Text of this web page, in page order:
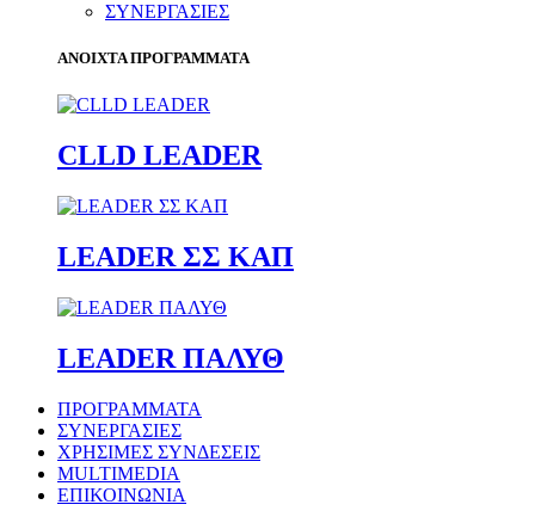
ΣΥΝΕΡΓΑΣΙΕΣ
ΑΝΟΙΧΤΑ ΠΡΟΓΡΑΜΜΑΤΑ
CLLD LEADER
LEADER ΣΣ ΚΑΠ
LEADER ΠΑΛΥΘ
ΠΡΟΓΡΑΜΜΑΤΑ
ΣΥΝΕΡΓΑΣΙΕΣ
ΧΡΗΣΙΜΕΣ ΣΥΝΔΕΣΕΙΣ
MULTIMEDIA
ΕΠΙΚΟΙΝΩΝΙΑ